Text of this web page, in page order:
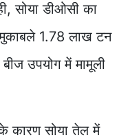
सोया डीओसी का
मुकाबले 1.78 लाख टन
उपयोग में मामूली
कारण सोया तेल में